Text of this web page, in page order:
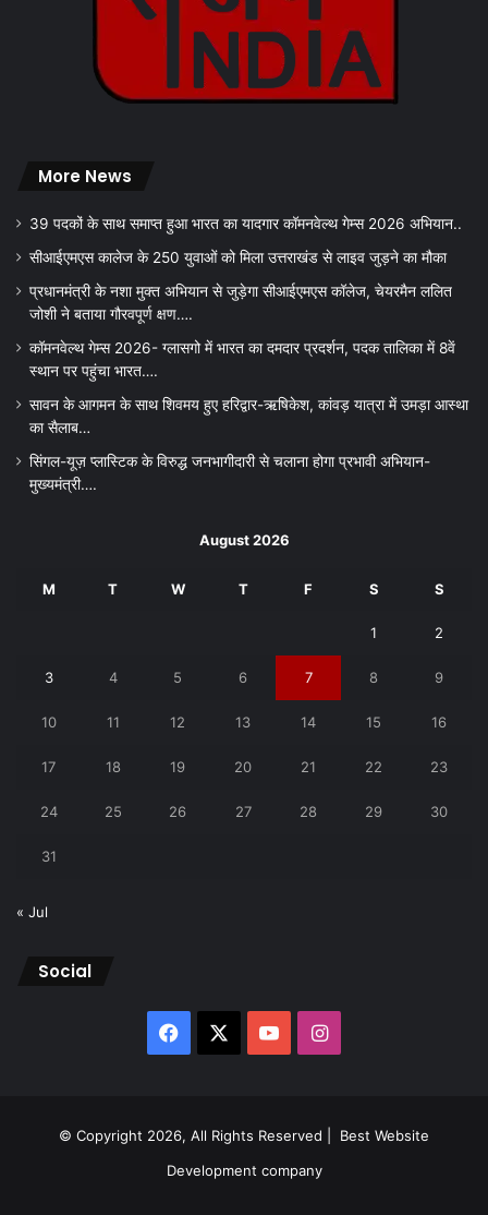
More News
39 पदकों के साथ समाप्त हुआ भारत का यादगार कॉमनवेल्थ गेम्स 2026 अभियान..
सीआईएमएस कालेज के 250 युवाओं को मिला उत्तराखंड से लाइव जुड़ने का मौका
प्रधानमंत्री के नशा मुक्त अभियान से जुड़ेगा सीआईएमएस कॉलेज, चेयरमैन ललित
जोशी ने बताया गौरवपूर्ण क्षण….
कॉमनवेल्थ गेम्स 2026- ग्लासगो में भारत का दमदार प्रदर्शन, पदक तालिका में 8वें
स्थान पर पहुंचा भारत….
सावन के आगमन के साथ शिवमय हुए हरिद्वार-ऋषिकेश, कांवड़ यात्रा में उमड़ा आस्था
का सैलाब…
सिंगल-यूज़ प्लास्टिक के विरुद्ध जनभागीदारी से चलाना होगा प्रभावी अभियान-
मुख्यमंत्री….
August 2026
M T W T F S S
1 2
3 4 5 6 7 8 9
10 11 12 13 14 15 16
17 18 19 20 21 22 23
24 25 26 27 28 29 30
31
« Jul
Social
Facebook YouTubeInstagram
© Copyright 2026, All Rights Reserved | Best Website
Development company